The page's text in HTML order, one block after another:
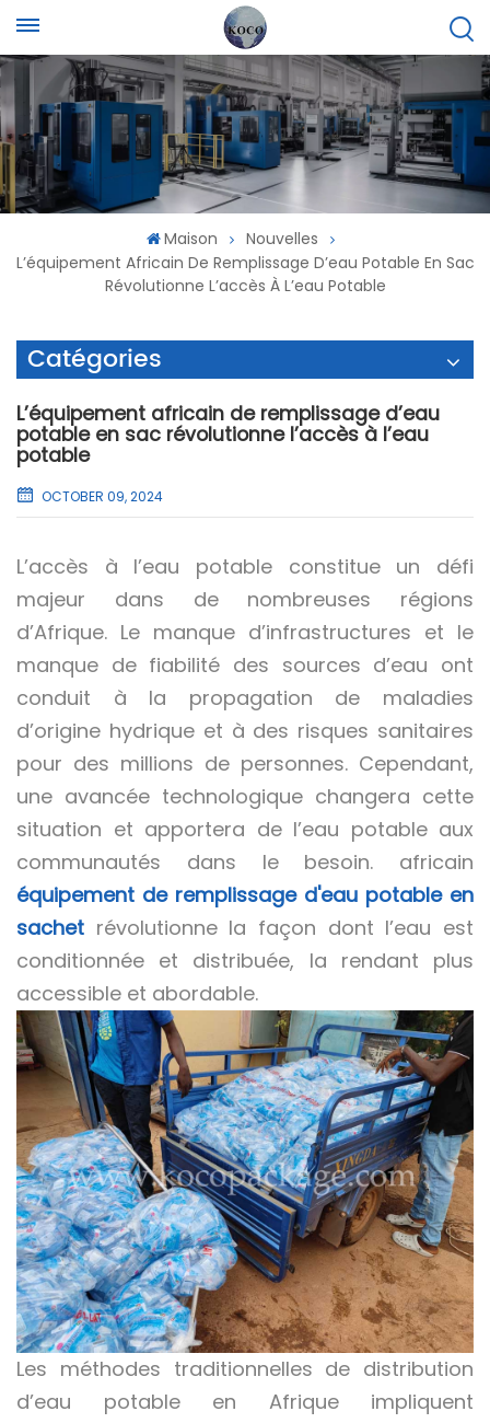
Maison
Nouvelles
L’équipement Africain De Remplissage D’eau Potable En Sac
Révolutionne L’accès À L’eau Potable
Catégories
L’équipement africain de remplissage d’eau
potable en sac révolutionne l’accès à l’eau
potable
OCTOBER 09, 2024
L’accès à l’eau potable constitue un défi
majeur dans de nombreuses régions
d’Afrique. Le manque d’infrastructures et le
manque de fiabilité des sources d’eau ont
conduit à la propagation de maladies
d’origine hydrique et à des risques sanitaires
pour des millions de personnes. Cependant,
une avancée technologique changera cette
situation et apportera de l’eau potable aux
communautés dans le besoin. africain
équipement de remplissage d'eau potable en
sachet révolutionne la façon dont l’eau est
conditionnée et distribuée, la rendant plus
accessible et abordable.
Les méthodes traditionnelles de distribution
d’eau potable en Afrique impliquent